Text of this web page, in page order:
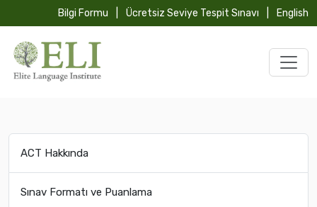
Bilgi Formu Ücretsiz Seviye Tespit Sınavı English
ACT Hakkında
Sınav Formatı ve Puanlama